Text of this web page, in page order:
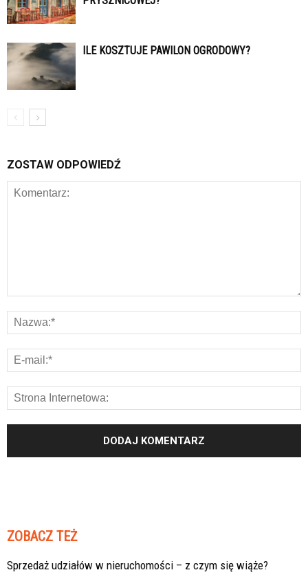
ILE KOSZTUJE PAWILON OGRODOWY?
ZOSTAW ODPOWIEDŹ
ZOBACZ TEŻ
Sprzedaż udziałów w nieruchomości – z czym się wiąże?